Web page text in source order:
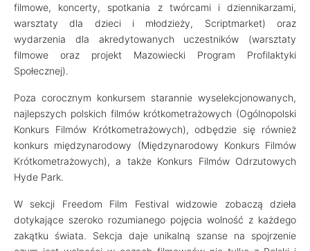
filmowe, koncerty, spotkania z twórcami i dziennikarzami,
warsztaty dla dzieci i młodzieży, Scriptmarket) oraz
wydarzenia dla akredytowanych uczestników (warsztaty
filmowe oraz projekt Mazowiecki Program Profilaktyki
Społecznej).
Poza corocznym konkursem starannie wyselekcjonowanych,
najlepszych polskich filmów krótkometrażowych (Ogólnopolski
Konkurs Filmów Krótkometrażowych), odbędzie się również
konkurs międzynarodowy (Międzynarodowy Konkurs Filmów
Krótkometrażowych), a także Konkurs Filmów Odrzutowych
Hyde Park.
W sekcji Freedom Film Festival widzowie zobaczą dzieła
dotykające szeroko rozumianego pojęcia wolność z każdego
zakątku świata. Sekcja daje unikalną szanse na spojrzenie